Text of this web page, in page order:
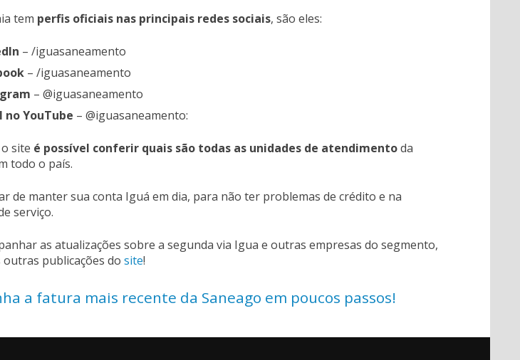
tem perfis oficiais nas principais redes sociais, são eles:
– /iguasaneamento
– /iguasaneamento
– @iguasaneamento
no YouTube – @iguasaneamento:
site é possível conferir quais são todas as unidades de atendimentoda
todo o país.
de manter sua conta Iguá em dia, para não ter problemas de crédito e na
serviço.
as atualizações sobre a segunda via Igua e outras empresas do segmento,
outras publicações do site!
a fatura mais recente da Saneago em poucos passos!